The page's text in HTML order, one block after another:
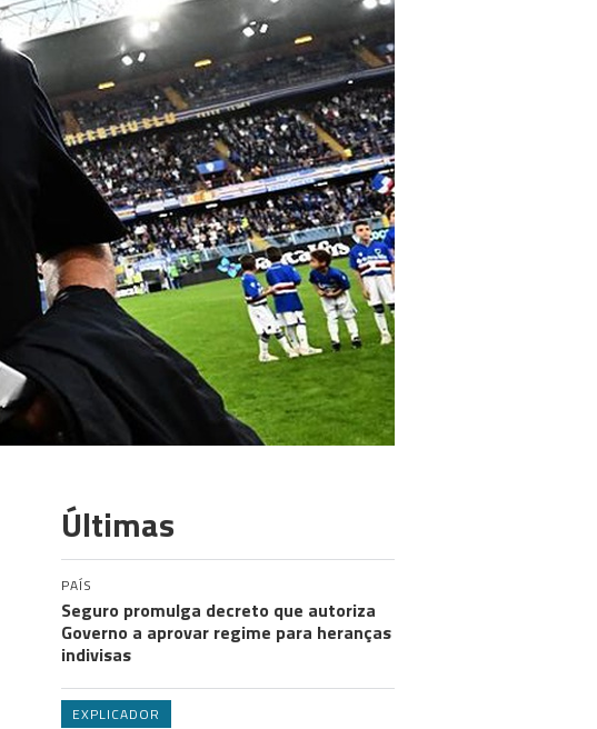
Últimas
PAÍS
Seguro promulga decreto que autoriza
Governo a aprovar regime para heranças
indivisas
EXPLICADOR